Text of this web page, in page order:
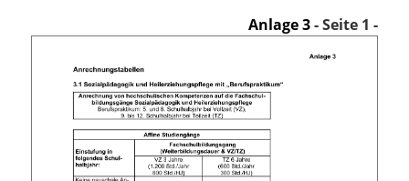
Anlage 3- Seite 1 -